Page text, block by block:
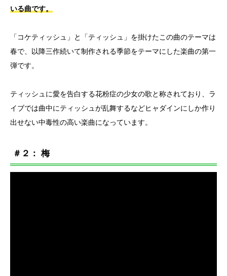
いる曲です。
「コケティッシュ」と「ティッシュ」を掛けたこの曲のテーマは
春で、以降三作続いて制作される季節をテーマにした楽曲の第一
弾です。
ティッシュに愛を告白する花粉症の少女の歌と称されており、ラ
イブでは曲中にティッシュが乱舞するなどヒャダインにしか作り
出せない中毒性の高い楽曲になっています。
＃２： 梅